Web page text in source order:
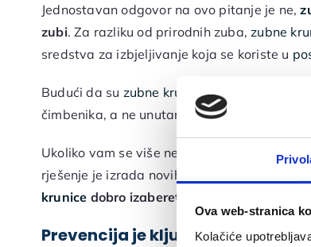
Ova web-stranica
Kolačiće
Jednostavan odgovor na ovo pitanje je ne,
zubi. Za razliku od prirodnih zuba,zubne
sredstva za izbjeljivanje koja se koriste u
Budući da su zubne kruniceu biti umjetni
čimbenika, a ne unutarnjeg bojenja.
Ukoliko vam se više ne sviđa boja vaših
rješenje je izrada novih
krunice dobro izaberete boju
Prevencija je ključna